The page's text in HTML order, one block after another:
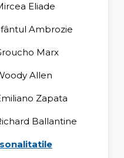
Eliade
Ambrozie
Marx
Allen
Zapata
Ballantine